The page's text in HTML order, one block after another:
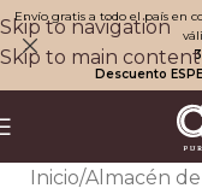
Skip to navigation
Skip to main content
Envío gratis a todo el país en
Descuento
Inicio/Almacén